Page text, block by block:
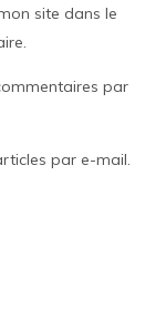
site dans le
par
par e-mail.